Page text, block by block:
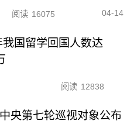
阅读 16075 04-14
国留学回国人数达
阅读 12838
央第七轮巡视对象公布